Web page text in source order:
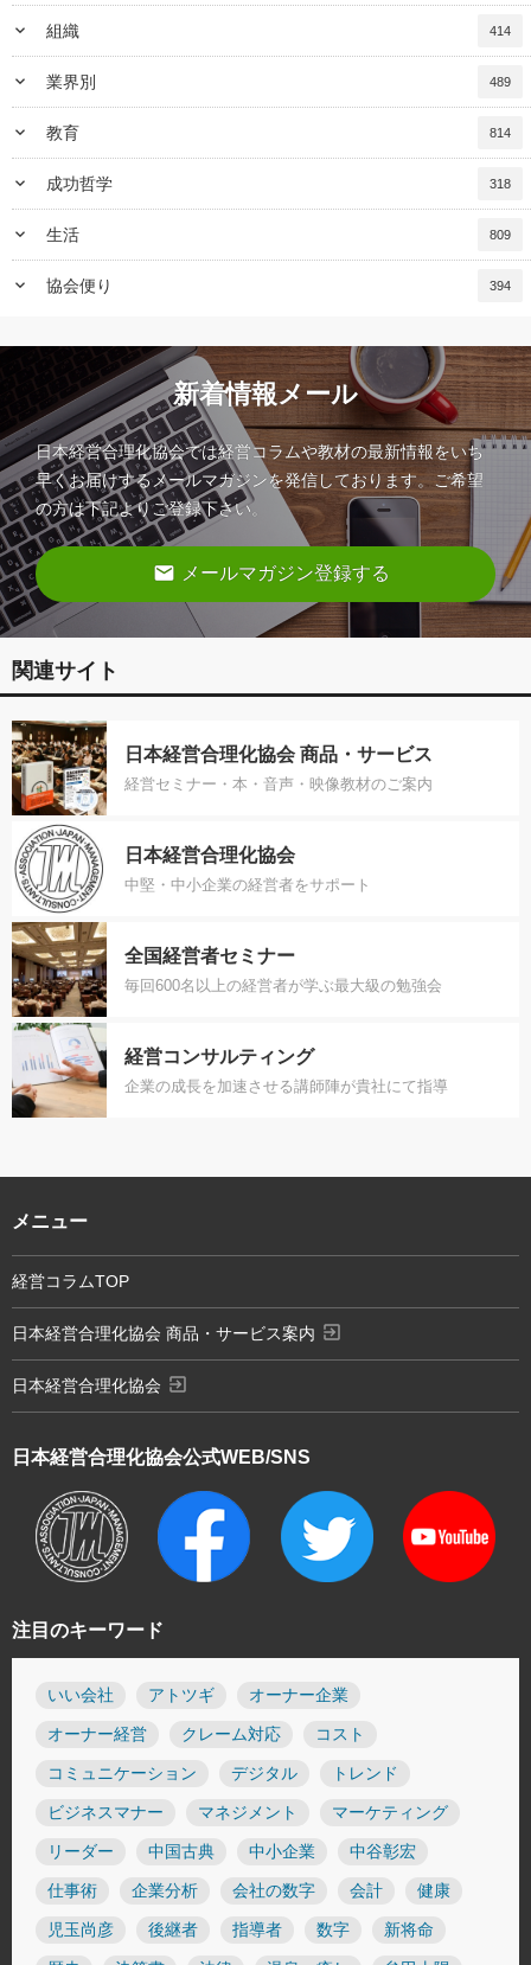
keyboard_arrow_down 組織 414
keyboard_arrow_down 業界別 489
keyboard_arrow_down 教育 814
keyboard_arrow_down 成功哲学 318
keyboard_arrow_down 生活 809
keyboard_arrow_down 協会便り 394
新着情報メール
日本経営合理化協会では経営コラムや教材の最新情報をいち
早くお届けするメールマガジンを発信しております。ご希望
の方は下記よりご登録下さい。
email メールマガジン登録する
関連サイト
日本経営合理化協会 商品・サービス
経営セミナー・本・音声・映像教材のご案内
日本経営合理化協会
中堅・中小企業の経営者をサポート
全国経営者セミナー
毎回600名以上の経営者が学ぶ最大級の勉強会
経営コンサルティング
企業の成長を加速させる講師陣が貴社にて指導
注目のキーワード
いい会社 アトツギ オーナー企業
オーナー経営 クレーム対応 コスト
コミュニケーション デジタル トレンド
ビジネスマナー マネジメント マーケティング
リーダー 中国古典 中小企業 中谷彰宏
仕事術 企業分析 会社の数字 会計 健康
児玉尚彦 後継者 指導者 数字 新将命
日本経営合理化協会公式WEB/SNS
メニュー
経営コラムTOP
日本経営合理化協会 商品・サービス案内 exit_to_app
日本経営合理化協会 exit_to_app